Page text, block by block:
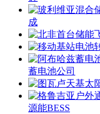
成
蓄电池公司
源能BESS